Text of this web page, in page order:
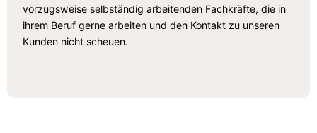
vorzugsweise selbständig arbeitenden Fachkräfte, die in
ihrem Beruf gerne arbeiten und den Kontakt zu unseren
Kunden nicht scheuen.